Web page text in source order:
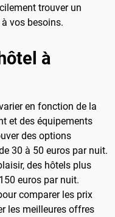
trouver un
vos besoins.
à
en fonction de la
et des équipements
des options
30 à 50 euros par nuit.
des hôtels plus
euros par nuit.
comparer les prix
les meilleures offres